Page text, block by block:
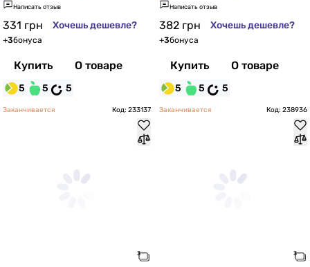
Написать отзыв
331 грн Хочешь дешевле?
+3бонуса
Купить О товаре
5 5 5
Написать отзыв
382 грн Хочешь дешевле?
+3бонуса
Купить О товаре
5 5 5
Заканчивается Код: 233137 Заканчивается Код: 238936